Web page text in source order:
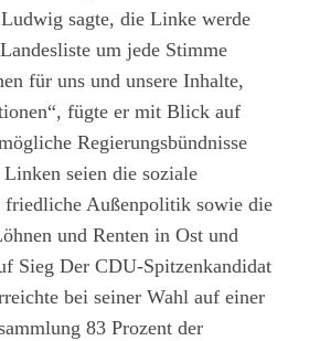
sagte, die Linke werde
um jede Stimme
für uns und unsere Inhalte,
fügte er mit Blick auf
Regierungsbündnisse
seien die soziale
friedliche Außenpolitik sowie die
und Renten in Ost und
Sieg Der CDU-Spitzenkandidat
bei seiner Wahl auf einer
83 Prozent der